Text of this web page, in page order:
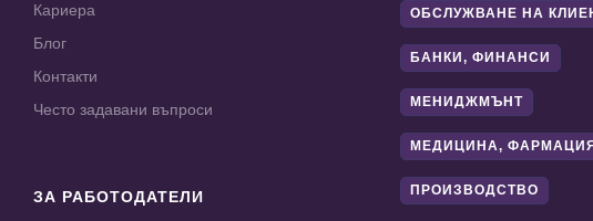
Кариера
Блог
Контакти
Често задавани въпроси
ЗА РАБОТОДАТЕЛИ
ОБСЛУЖВАНЕ НА
БАНКИ, ФИНАНСИ
МЕНИДЖМЪНТ
МЕДИЦИНА, ФАРМАЦИЯ
ПРОИЗВОДСТВО